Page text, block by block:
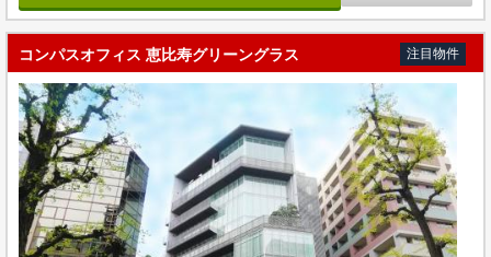
コンパスオフィス 恵比寿グリーングラス 注目物件